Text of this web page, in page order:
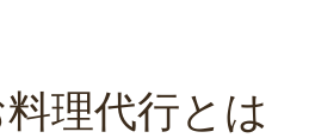
理代行とは